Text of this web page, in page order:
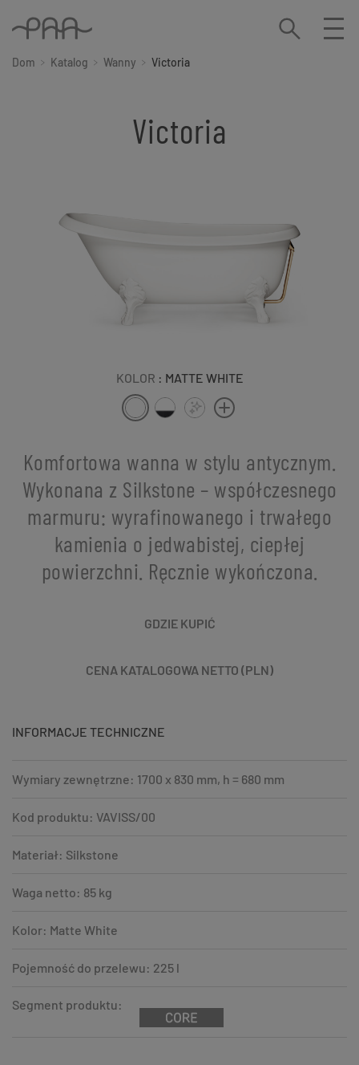
Dom Katalog Wanny Victoria
Victoria
KOLOR : MATTE WHITE
Komfortowa wanna w stylu antycznym.
Wykonana z Silkstone – współczesnego
marmuru: wyrafinowanego i trwałego
kamienia o jedwabistej, ciepłej
powierzchni. Ręcznie wykończona.
GDZIE KUPIĆ
CENA KATALOGOWA NETTO (PLN)
INFORMACJE TECHNICZNE
Wymiary zewnętrzne: 1700 x 830 mm, h = 680 mm
Kod produktu: VAVISS/00
Materiał: Silkstone
Waga netto: 85 kg
Kolor: Matte White
Pojemność do przelewu: 225 l
Segment produktu: